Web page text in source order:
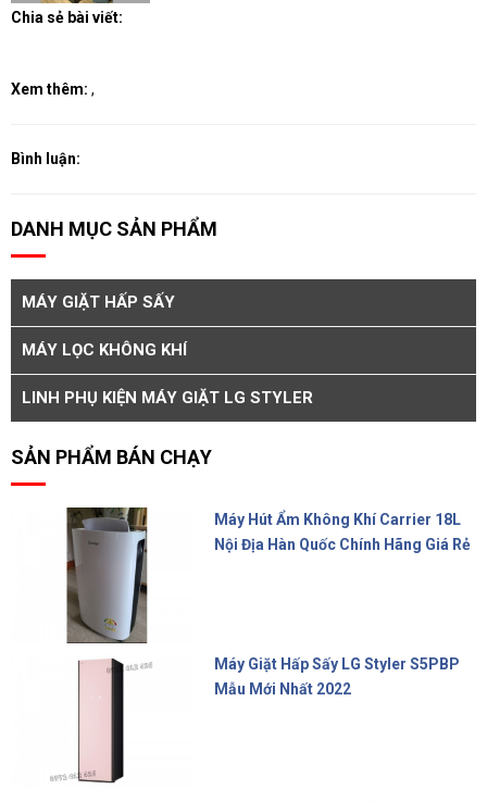
Chia sẻ bài viết:
Xem thêm: ,
Bình luận:
DANH MỤC SẢN PHẨM
MÁY GIẶT HẤP SẤY
MÁY LỌC KHÔNG KHÍ
LINH PHỤ KIỆN MÁY GIẶT LG STYLER
SẢN PHẨM BÁN CHẠY
Máy Hút Ẩm Không Khí Carrier 18L
Nội Địa Hàn Quốc Chính Hãng Giá Rẻ
Máy Giặt Hấp Sấy LG Styler S5PBP
Mẫu Mới Nhất 2022